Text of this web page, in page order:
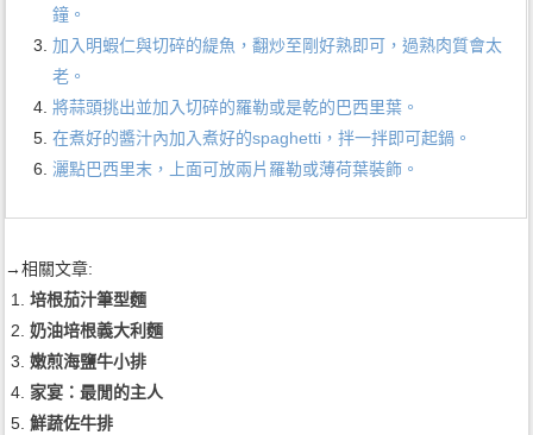
鐘。
加入明蝦仁與切碎的緹魚，翻炒至剛好熟即可，過熟肉質會太
老。
將蒜頭挑出並加入切碎的羅勒或是乾的巴西里葉。
在煮好的醬汁內加入煮好的spaghetti，拌一拌即可起鍋。
灑點巴西里末，上面可放兩片羅勒或薄荷葉裝飾。
→相關文章:
培根茄汁筆型麵
奶油培根義大利麵
嫩煎海鹽牛小排
家宴：最閒的主人
鮮蔬佐牛排